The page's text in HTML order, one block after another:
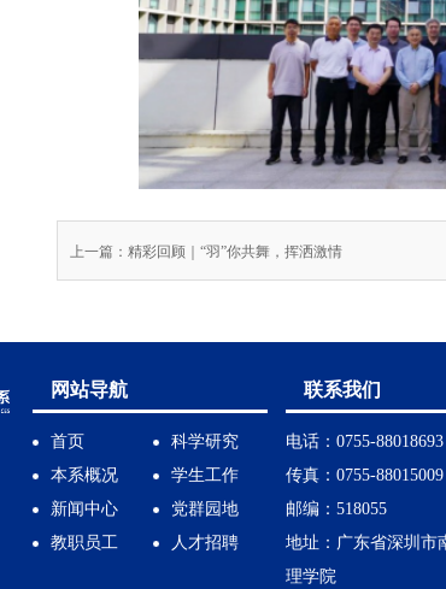
上一篇：精彩回顾｜“羽”你共舞，挥洒激情
网站导航
首页
本系概况
新闻中心
教职员工
科学研究
学生工作
党群园地
人才招聘
联系我们
电话：0755-88018693
传真：0755-88015009
邮编：518055
地址：广东省深圳市
理学院